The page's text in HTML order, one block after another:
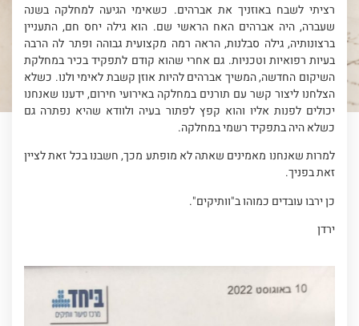
רציתי לשבח באוזניך את אברהים. כשאימי הגיעה למחלקה בשנה
שעברה, היה אברהים האח הראשי שם. הוא גילה יחס חם, התעניין
ברצונותיה, גילה סבלנות, הראה רמה מקצועית גבוהה ופתר לה הרבה
בעיות רפואיות וטכניות. גם אחרי שהוא קודם לתפקיד בכיר במחלקת
השיקום החדשה, המשיך אברהים להיות אוזן קשבת לאימי ולנו. כשלא
הצלחנו ליצור קשר עם תורנים במחלקה באירועי חירום, ידענו שאנחנו
יכולים לפנות אליו והוא קפץ לפתור בעיה ולוודא שהיא נפתרה גם
כשלא היה בתפקיד רשמי במחלקה.
למרות שאנחנו מאמינים שאתה לא מופתע מכך, חשבנו בכל זאת לציין
זאת בפניך.
כן ירבו עובדים כמוהו ב"וותיקים".
ירדן